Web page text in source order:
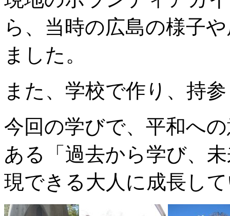
ら、当時の広島の様子
ました。
また、学校で作り、持
今回の学びで、平和へ
ある「過去から学び、
現できる大人に成長し